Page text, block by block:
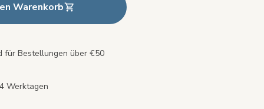
Warenkorb
für Bestellungen über €50
Werktagen